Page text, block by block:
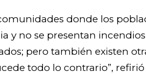
donde los
y no se presentan
pero también existen
todo lo contrario”,